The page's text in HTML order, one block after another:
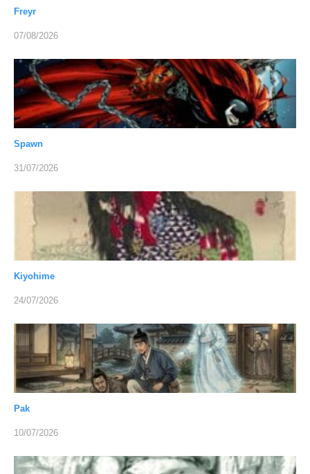
Freyr
07/08/2026
Spawn
31/07/2026
Kiyohime
24/07/2026
Pak
10/07/2026